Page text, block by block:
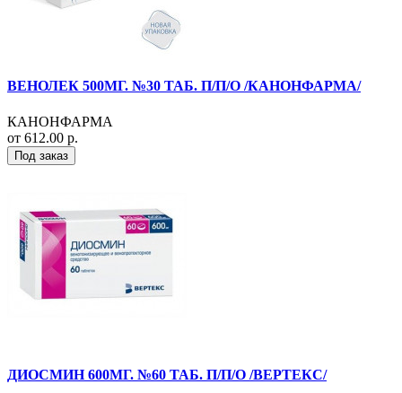
ВЕНОЛЕК 500МГ. №30 ТАБ. П/П/О /КАНОНФАРМА/
КАНОНФАРМА
от 612.00 р.
Под заказ
ДИОСМИН 600МГ. №60 ТАБ. П/П/О /ВЕРТЕКС/